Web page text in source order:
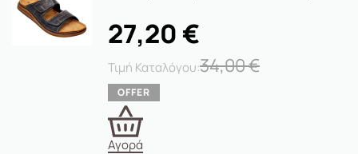
34,00€
27,20 €
Αγορά